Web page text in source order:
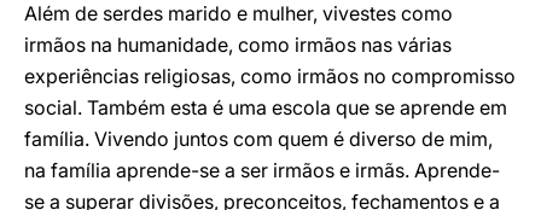
Além de serdes marido e mulher, vivestes como
irmãos na humanidade, como irmãos nas várias
experiências religiosas, como irmãos no compromisso
social. Também esta é uma escola que se aprende em
família. Vivendo juntos com quem é diverso de mim,
na família aprende-se a ser irmãos e irmãs. Aprende-
se a superar divisões, preconceitos, fechamentos e a